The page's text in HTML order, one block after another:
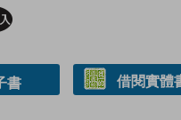
書 借閱實體